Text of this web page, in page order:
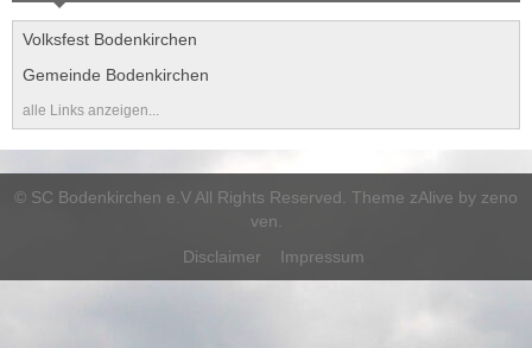
Volksfest Bodenkirchen
Gemeinde Bodenkirchen
alle Links anzeigen...
© SC Bodenkirchen e.V All Rights Reserved. Theme zAlive by zeno
ven
Disclaimer
Impressum